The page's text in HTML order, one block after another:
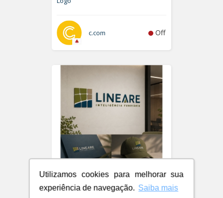
Utilizamos cookies para melhorar sua
experiência de navegação. Saiba mais
c.com Off
LINEARE - INTELIGÊNCIA